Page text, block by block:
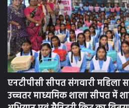
एनटीपीसी सीपत संगवारी महिला
उच्चतर माध्यमिक शाला सीपत में
अभियान एवं सैनिटरी किट का
news sipat news bilaspur
August 6, 2026